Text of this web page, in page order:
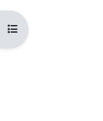
Open course index